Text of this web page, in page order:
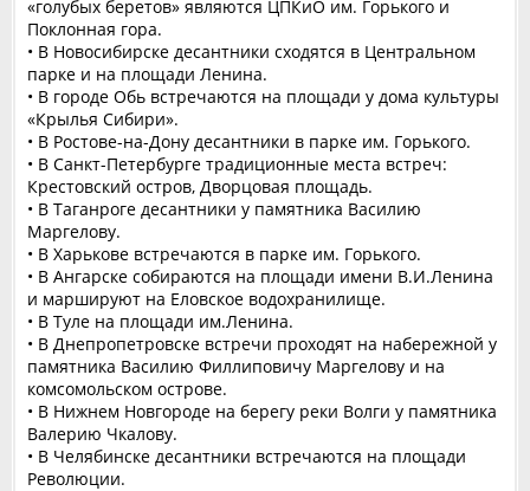
«голубых беретов» являются ЦПКиО им. Горького и
Поклонная гора.
• В Новосибирске десантники сходятся в Центральном
парке и на площади Ленина.
• В городе Обь встречаются на площади у дома культуры
«Крылья Сибири».
• В Ростове-на-Дону десантники в парке им. Горького.
• В Санкт-Петербурге традиционные места встреч:
Крестовский остров, Дворцовая площадь.
• В Таганроге десантники у памятника Василию
Маргелову.
• В Харькове встречаются в парке им. Горького.
• В Ангарске собираются на площади имени В.И.Ленина
и маршируют на Еловское водохранилище.
• В Туле на площади им.Ленина.
• В Днепропетровске встречи проходят на набережной у
памятника Василию Филлиповичу Маргелову и на
комсомольском острове.
• В Нижнем Новгороде на берегу реки Волги у памятника
Валерию Чкалову.
• В Челябинске десантники встречаются на площади
Революции.